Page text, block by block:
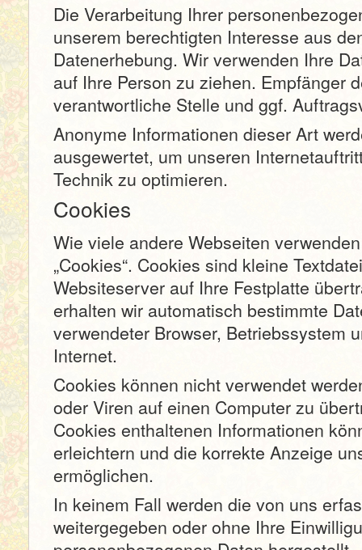
Die Verarbeitung Ihrer
unserem berechtigten Interesse aus
Datenerhebung. Wir verwenden Ihre
auf Ihre Person zu ziehen. Empfänger
verantwortliche Stelle und ggf.
Anonyme Informationen dieser Art
ausgewertet, um unseren
Technik zu optimieren.
Cookies
Wie viele andere Webseiten
„Cookies“. Cookies sind kleine
Websiteserver auf Ihre Festplatte
erhalten wir automatisch bestimmte
verwendeter Browser, Betriebssystem
Internet.
Cookies können nicht verwendet
oder Viren auf einen Computer zu
Cookies enthaltenen Informationen
erleichtern und die korrekte Anzeige
ermöglichen.
In keinem Fall werden die von uns
weitergegeben oder ohne Ihre